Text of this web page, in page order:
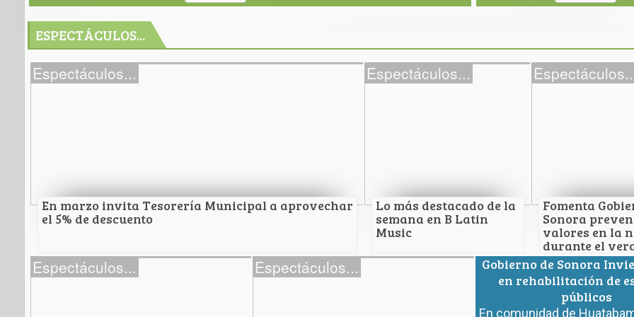
ESPECTÁCULOS...
Espectáculos...
En marzo invita Tesorería Municipal a aprovechar
el 5% de descuento
En marzo invita Tesorería Municipal a aprovechar el
Espectáculos...
Lo más destacado de la
semana en B Latin
Music
Lo más destacado de la
semana en B Latin Music
Fomenta
Sonora
valores en la
durante el
Fomenta
Sonora
valores en
durante el
Como parte de la
Espectáculos... Espectáculos... Espectáculos...
Gobierno de Sonora
en rehabilitación de
públicos
En comunidad de